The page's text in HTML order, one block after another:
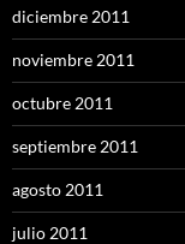
diciembre 2011
noviembre 2011
octubre 2011
septiembre 2011
agosto 2011
julio 2011